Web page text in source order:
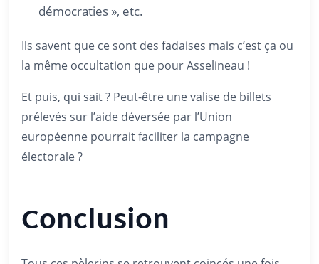
démocraties », etc.
Ils savent que ce sont des fadaises mais c’est ça ou
la même occultation que pour Asselineau !
Et puis, qui sait ? Peut-être une valise de billets
prélevés sur l’aide déversée par l’Union
européenne pourrait faciliter la campagne
électorale ?
Conclusion